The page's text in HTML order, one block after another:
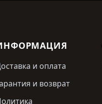
и оплата
и возврат